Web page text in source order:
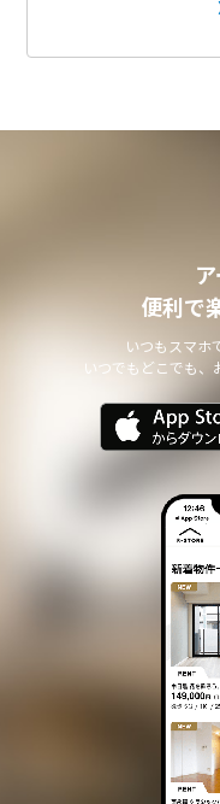
便利で
いつもスマホ
いつでもどこでも、